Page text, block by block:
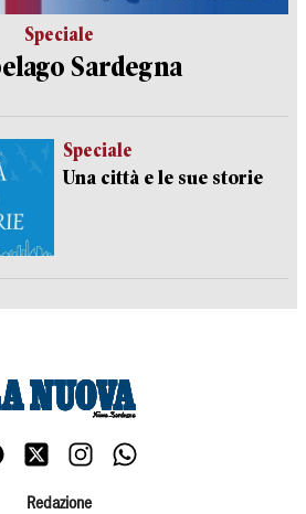
Speciale
Sardegna
Speciale
Una città e le sue storie
Redazione